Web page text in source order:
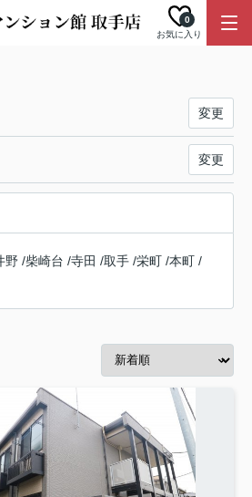
お気に入り
0
変更
変更
野 /柴崎台 /寺田 /取手 /栄町 /本町 /